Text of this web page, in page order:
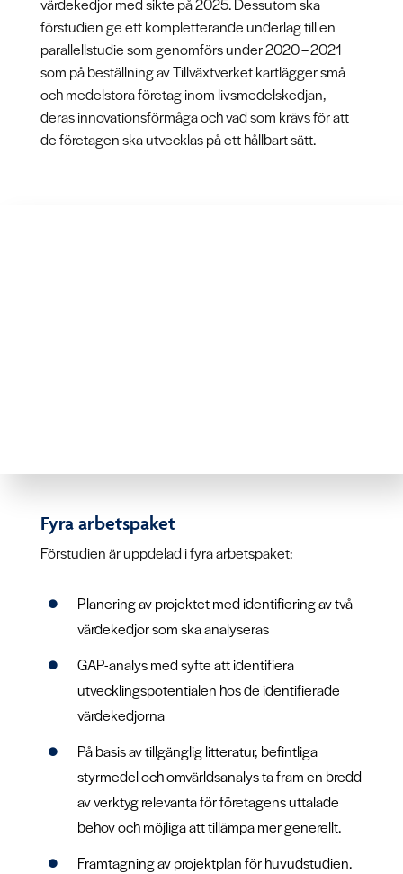
värdekedjor med sikte på 2025. Dessutom ska
förstudien ge ett kompletterande underlag till en
parallellstudie som genomförs under 2020 – 2021
som på beställning av Tillväxtverket kartlägger små
och medelstora företag inom livsmedelskedjan,
deras innovationsförmåga och vad som krävs för att
de företagen ska utvecklas på ett hållbart sätt.
Fyra arbetspaket
Förstudien är uppdelad i fyra arbetspaket:
Planering av projektet med identifiering av två
värdekedjor som ska analyseras
GAP-analys med syfte att identifiera
utvecklingspotentialen hos de identifierade
värdekedjorna
På basis av tillgänglig litteratur, befintliga
styrmedel och omvärldsanalys ta fram en bredd
av verktyg relevanta för företagens uttalade
behov och möjliga att tillämpa mer generellt.
Framtagning av projektplan för huvudstudien.